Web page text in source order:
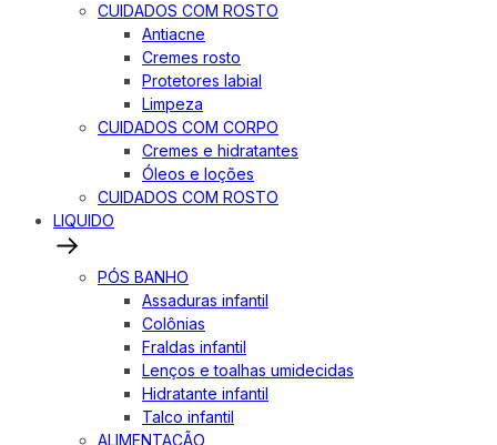
CUIDADOS COM ROSTO
Antiacne
Cremes rosto
Protetores labial
Limpeza
CUIDADOS COM CORPO
Cremes e hidratantes
Óleos e loções
CUIDADOS COM ROSTO
LIQUIDO
PÓS BANHO
Assaduras infantil
Colônias
Fraldas infantil
Lenços e toalhas umidecidas
Hidratante infantil
Talco infantil
ALIMENTAÇÃO